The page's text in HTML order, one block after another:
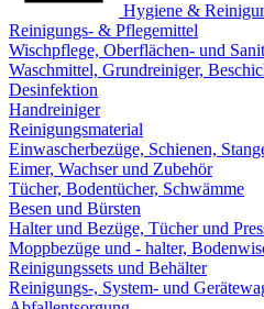
Hygiene &
Reinigungs- & Pflegemittel
Wischpflege, Oberflächen- und
Waschmittel, Grundreiniger,
Desinfektion
Handreiniger
Reinigungsmaterial
Einwascherbezüge, Schienen,
Eimer, Wachser und Zubehör
Tücher, Bodentücher, Schwämme
Besen und Bürsten
Halter und Bezüge, Tücher und
Moppbezüge und - halter,
Reinigungssets und Behälter
Reinigungs-, System- und